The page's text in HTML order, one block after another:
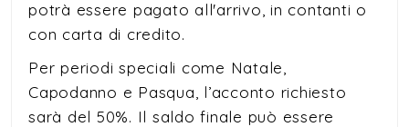
potrà essere pagato all'arrivo, in contanti o
con carta di credito.
Per periodi speciali come Natale,
Capodanno e Pasqua, l’acconto richiesto
sarà del 50%. Il saldo finale può essere